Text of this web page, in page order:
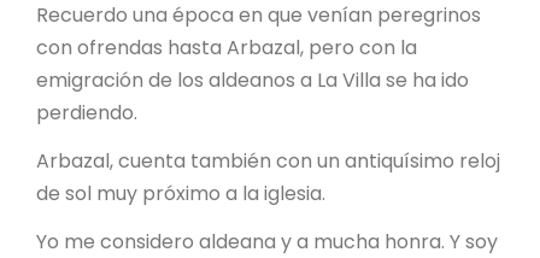
Recuerdo una época en que venían peregrinos
con ofrendas hasta Arbazal, pero con la
emigración de los aldeanos a La Villa se ha ido
perdiendo.
Arbazal, cuenta también con un antiquísimo reloj
de sol muy próximo a la iglesia.
Yo me considero aldeana y a mucha honra. Y soy